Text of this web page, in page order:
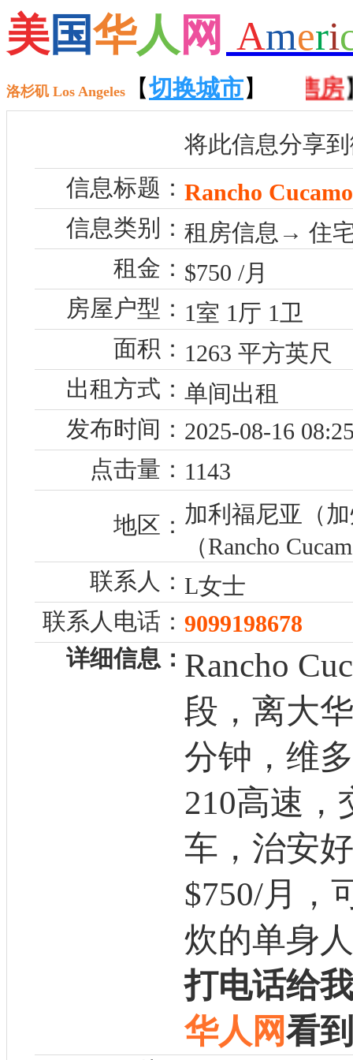
美国华人 网 Ameri
洛杉矶 Los Angeles 【切换城市】
【招聘】 【租房】 【 售房
将此信息分享
信息标题： Rancho
信息类别： 租房信息→ 住
租金： $750 /月
房屋户型： 1室 1厅 1卫
面积： 1263 平方英尺
出租方式： 单间出租
发布时间： 2025-08-16
点击量： 1143
地区： 加利福尼亚（
（Rancho
联系人： L女士
联系人电话： 9099198678
详细信息： Rancho
段，离大
分钟，维
210高速，
车，治安
$750/月，
炊的单身
打电话给
华人网看